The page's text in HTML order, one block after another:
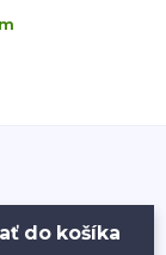
do košíka